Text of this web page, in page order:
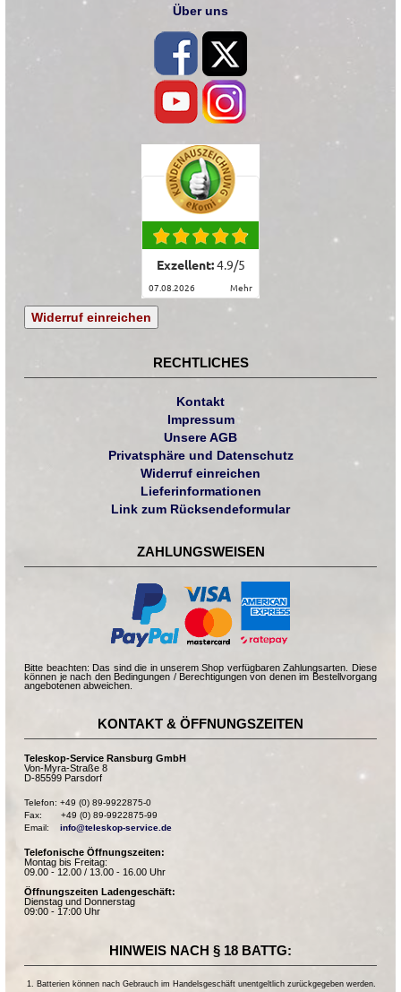
Über uns
Exzellent:4.9/5
07.08.2026 mehr
Widerruf einreichen
RECHTLICHES
Kontakt
Impressum
Unsere AGB
Privatsphäre und Datenschutz
Widerruf einreichen
Lieferinformationen
Link zum Rücksendeformular
ZAHLUNGSWEISEN
Bitte beachten: Das sind die in unserem Shop verfügbaren Zahlungsarten. Diese
können je nach den Bedingungen / Berechtigungen von denen im Bestellvorgang
angebotenen abweichen.
KONTAKT & ÖFFNUNGSZEITEN
Teleskop-Service Ransburg GmbH
Von-Myra-Straße 8
D-85599 Parsdorf
Telefon: +49 (0) 89-9922875-0
Fax:       +49 (0) 89-9922875-99
Email: info@teleskop-service.de
Telefonische Öffnungszeiten:
Montag bis Freitag:
09.00 - 12.00 / 13.00 - 16.00 Uhr
Öffnungszeiten Ladengeschäft:
Dienstag und Donnerstag
09:00 - 17:00 Uhr
HINWEIS NACH § 18 BATTG:
Batterien können nach Gebrauch im Handelsgeschäft unentgeltlich zurückgegeben werden.